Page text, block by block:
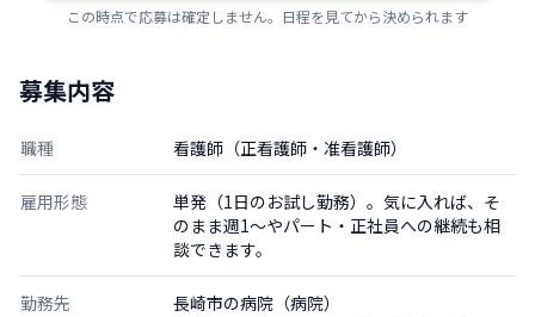
この時点で応募は確定しません。日程を見てから決められます
募集内容
職種 看護師（正看護師・准看護師）
雇用形態
単発（1日のお試し勤務）。気に入れば、そ
のまま週1〜やパート・正社員への継続も相
談できます。
勤務先 長崎市の病院（病院）